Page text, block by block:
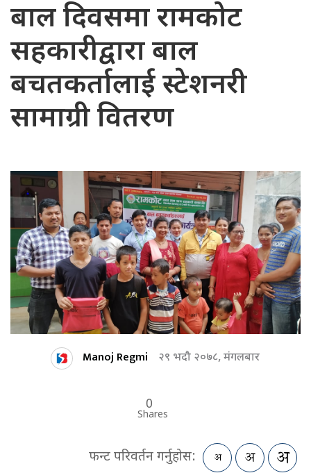
बाल दिवसमा रामकोट
सहकारीद्वारा बाल
बचतकर्तालाई स्टेशनरी
सामाग्री वितरण
Manoj Regmi २९ भदौ २०७८, मंगलबार
0
Shares
फन्ट परिवर्तन गर्नुहोस: